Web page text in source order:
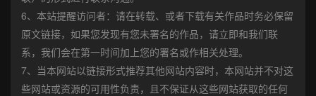
6、本站提醒访问者：请在转载、或者下载有关作品时务必保留
原文链接，如果您发现有您未署名的作品，请立即和我们联
系，我们会在第一时间加上您的署名或作相关处理。
7、当本网站以链接形式推荐其他网站内容时，本网站并不对这
些网站或资源的可用性负责，且不保证从这些网站获取的任何